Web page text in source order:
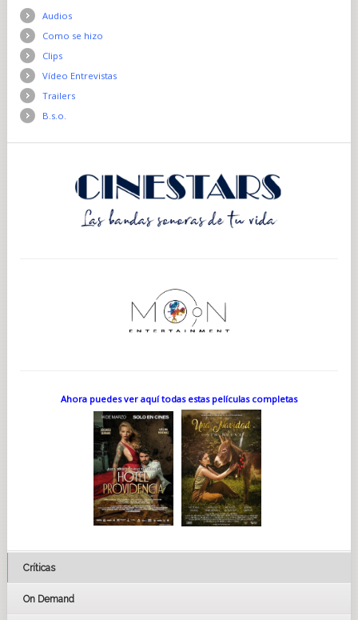
Audios
Como se hizo
Clips
Vídeo Entrevistas
Trailers
B.s.o.
Ahora puedes ver aquí todas estas películas completas
Críticas
On Demand